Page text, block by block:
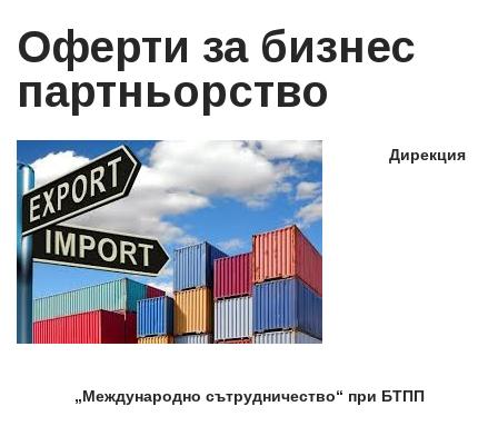
Оферти за бизнес
партньорство
Дирекция
„Международно сътрудничество“ при БТПП